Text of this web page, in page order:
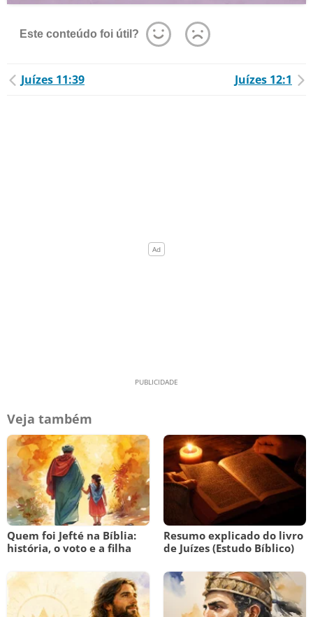
Este conteúdo foi útil?
Juízes 11:39 Juízes 12:1
Veja também
Quem foi Jefté na Bíblia:
história, o voto e a filha
Resumo explicado do livro
de Juízes (Estudo Bíblico)